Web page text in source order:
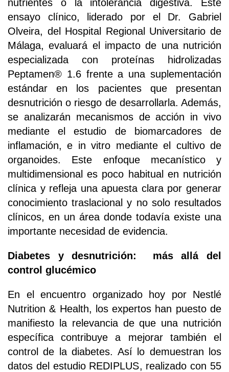
nutrientes o la intolerancia digestiva. Este
ensayo clínico, liderado por el Dr. Gabriel
Olveira, del Hospital Regional Universitario de
Málaga, evaluará el impacto de una nutrición
especializada con proteínas hidrolizadas
Peptamen® 1.6 frente a una suplementación
estándar en los pacientes que presentan
desnutrición o riesgo de desarrollarla. Además,
se analizarán mecanismos de acción in vivo
mediante el estudio de biomarcadores de
inflamación, e in vitro mediante el cultivo de
organoides. Este enfoque mecanístico y
multidimensional es poco habitual en nutrición
clínica y refleja una apuesta clara por generar
conocimiento traslacional y no solo resultados
clínicos, en un área donde todavía existe una
importante necesidad de evidencia.
Diabetes y desnutrición: más allá del
control glucémico
En el encuentro organizado hoy por Nestlé
Nutrition & Health, los expertos han puesto de
manifiesto la relevancia de que una nutrición
específica contribuye a mejorar también el
control de la diabetes. Así lo demuestran los
datos del estudio REDIPLUS, realizado con 55